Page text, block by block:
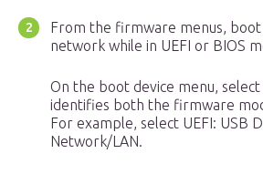
From the firmware menus,
network while in UEFI or BIOS
On the boot device menu,
identifies both the firmware
For example, select UEFI: USB
Network/LAN.